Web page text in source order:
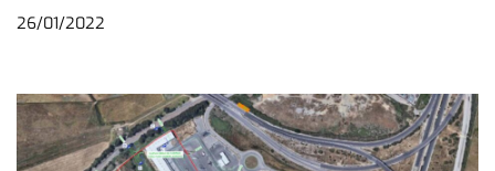
26/01/2022